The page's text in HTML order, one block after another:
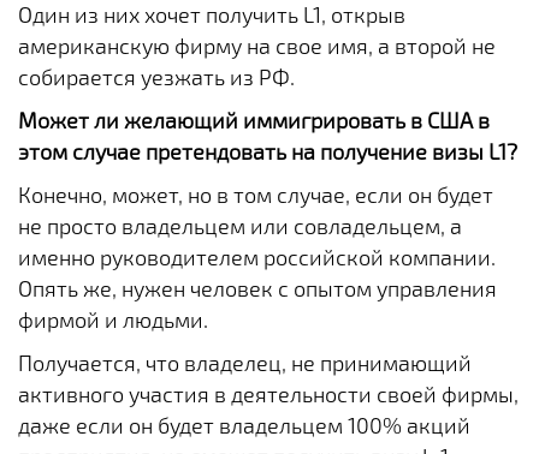
Один из них хочет получить L1, открыв
американскую фирму на свое имя, а второй не
собирается уезжать из РФ.
Может ли желающий иммигрировать в США в
этом случае претендовать на получение визы L1?
Конечно, может, но в том случае, если он будет
не просто владельцем или совладельцем, а
именно руководителем российской компании.
Опять же, нужен человек с опытом управления
фирмой и людьми.
Получается, что владелец, не принимающий
активного участия в деятельности своей фирмы,
даже если он будет владельцем 100% акций